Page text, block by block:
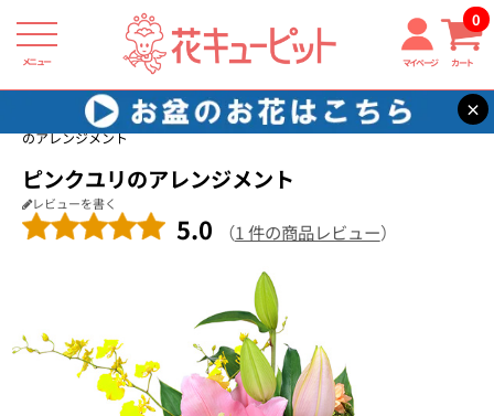
メニュー マイページ カート
0
×
花キューピット 新築引っ越し祝い
【新築引っ越し祝い】ピンクユリ
のアレンジメント
ピンクユリのアレンジメント
レビューを書く
5.0 （1 件の商品レビュー）